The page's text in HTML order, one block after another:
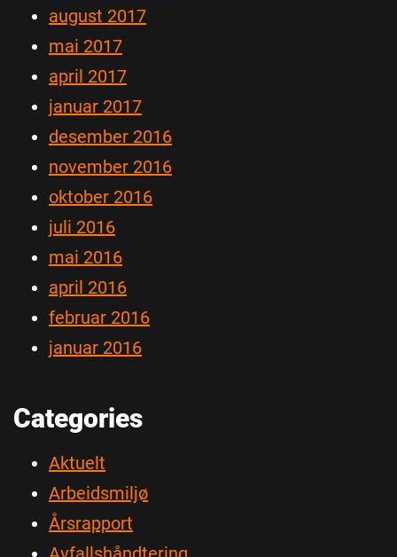
august 2017
mai 2017
april 2017
januar 2017
desember 2016
november 2016
oktober 2016
juli 2016
mai 2016
april 2016
februar 2016
januar 2016
Categories
Aktuelt
Arbeidsmiljø
Årsrapport